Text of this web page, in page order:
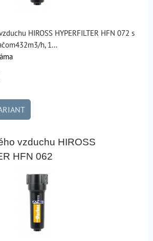
HIROSS HYPERFILTER HFN 072 s
h, 1...
vzduchu HIROSS
HFN 062